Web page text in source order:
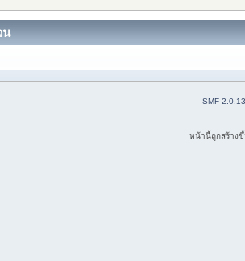
น
SMF 2.0.13
หน้านี้ถูกสร้าง